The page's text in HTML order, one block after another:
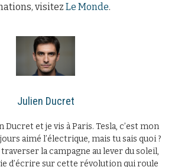
visitez Le Monde.
Julien Ducret
Ducret et je vis à Paris. Tesla, c’est mon
aimé l’électrique, mais tu sais quoi ?
la campagne au lever du soleil,
d’écrire sur cette révolution qui roule